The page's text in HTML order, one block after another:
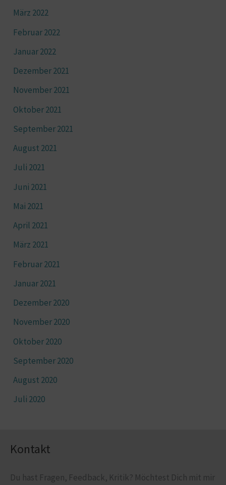
März 2022
Februar 2022
Januar 2022
Dezember 2021
November 2021
Oktober 2021
September 2021
August 2021
Juli 2021
Juni 2021
Mai 2021
April 2021
März 2021
Februar 2021
Januar 2021
Dezember 2020
November 2020
Oktober 2020
September 2020
August 2020
Juli 2020
Kontakt
Du hast Fragen, Feedback, Kritik? Möchtest Dich mit mir